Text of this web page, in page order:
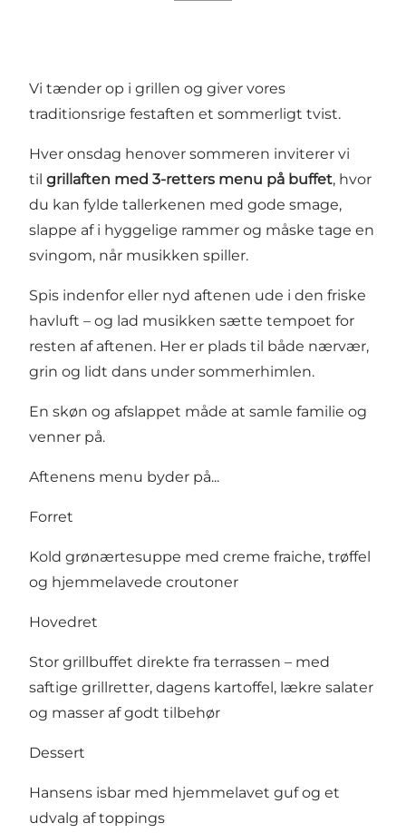
Vi tænder op i grillen og giver vores
traditionsrige festaften et sommerligt tvist.
Hver onsdag henover sommeren inviterer vi
til grillaften med 3-retters menu på buffet, hvor
du kan fylde tallerkenen med gode smage,
slappe af i hyggelige rammer og måske tage en
svingom, når musikken spiller.
Spis indenfor eller nyd aftenen ude i den friske
havluft – og lad musikken sætte tempoet for
resten af aftenen. Her er plads til både nærvær,
grin og lidt dans under sommerhimlen.
En skøn og afslappet måde at samle familie og
venner på.
Aftenens menu byder på...
Forret
Kold grønærtesuppe med creme fraiche, trøffel
og hjemmelavede croutoner
Hovedret
Stor grillbuffet direkte fra terrassen – med
saftige grillretter, dagens kartoffel, lækre salater
og masser af godt tilbehør
Dessert
Hansens isbar med hjemmelavet guf og et
udvalg af toppings